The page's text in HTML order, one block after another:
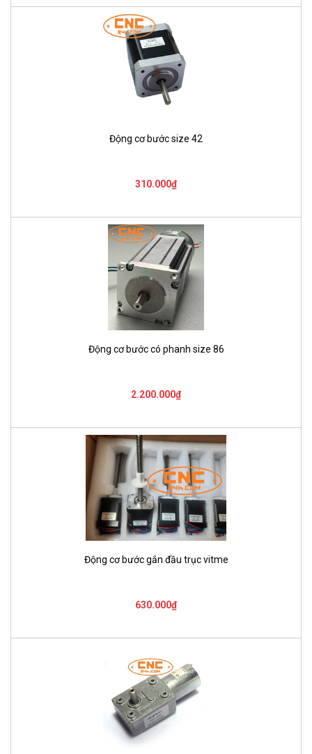
Động cơ bước size 42
310.000₫
Động cơ bước có phanh size 86
2.200.000₫
Động cơ bước gắn đầu trục vitme
630.000₫